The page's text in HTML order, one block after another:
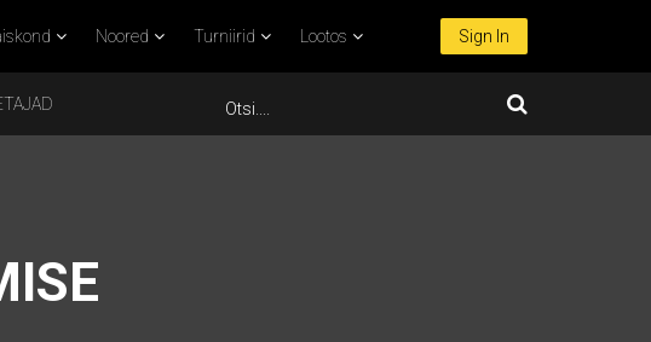
Noored Turniirid Lootos Sign In